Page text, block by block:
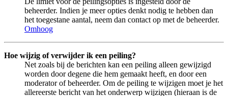
beheerder. Indien je meer opties denkt nodig te hebben dan
het toegestane aantal, neem dan contact op met de beheerder.
Omhoog
Hoe wijzig of verwijder ik een peiling?
Net zoals bij de berichten kan een peiling alleen gewijzigd
worden door degene die hem gemaakt heeft, en door een
moderator of beheerder. Om de peiling te wijzigen moet je het
allereerste bericht van het onderwerp wijzigen (hieraan is de